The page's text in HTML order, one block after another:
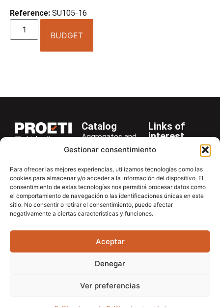
Gestionar consentimiento
Para ofrecer las mejores experiencias, utilizamos tecnologías como las
cookies para almacenar y/o acceder a la información del dispositivo. El
consentimiento de estas tecnologías nos permitirá procesar datos como
el comportamiento de navegación o las identificaciones únicas en este
sitio. No consentir o retirar el consentimiento, puede afectar
negativamente a ciertas características y funciones.
Aceptar
Denegar
Ver preferencias
Reference: SU105-16
BUDGET
LinkedIn
+34 916 28
29 40
proetisa@proetisa.com
Ctra de
Algete, Av
M-106, Km
Algete,
Catalog
Aggregates and
Rocks
Asphalt
Cements
Concrete
Soils
Soilmatic
Steels
Equipment
Links of
interest
Company
News
Newsletter
Download
Contac